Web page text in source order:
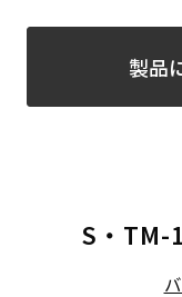
製品
S・TM-